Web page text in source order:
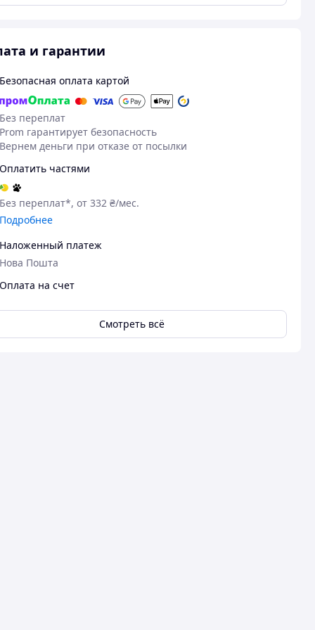
и гарантии
Безопасная оплата картой
Без переплат
Prom гарантирует безопасность
Вернем деньги при отказе от посылки
Оплатить частями
Без переплат*, от 332 ₴/мес.
Подробнее
Наложенный платеж
Нова Пошта
Оплата на счет
Смотреть всё
Олена І.
Куплено на Prom.ua